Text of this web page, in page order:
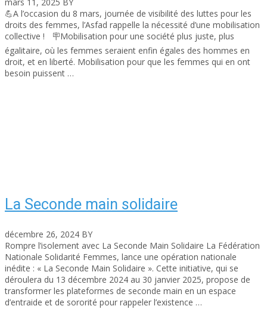
💪A l’occasion du 8 mars, journée de visibilité des luttes pour les
droits des femmes, l’Asfad rappelle la nécessité d’une mobilisation
collective ! 🪧Mobilisation pour une société plus juste, plus
égalitaire, où les femmes seraient enfin égales des hommes en
droit, et en liberté. Mobilisation pour que les femmes qui en ont
besoin puissent …
La Seconde main solidaire
décembre 26, 2024 BY
Rompre l’isolement avec La Seconde Main Solidaire La Fédération
Nationale Solidarité Femmes, lance une opération nationale
inédite : « La Seconde Main Solidaire ». Cette initiative, qui se
déroulera du 13 décembre 2024 au 30 janvier 2025, propose de
transformer les plateformes de seconde main en un espace
d’entraide et de sororité pour rappeler l’existence …